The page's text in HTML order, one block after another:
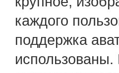
каждого
поддержка